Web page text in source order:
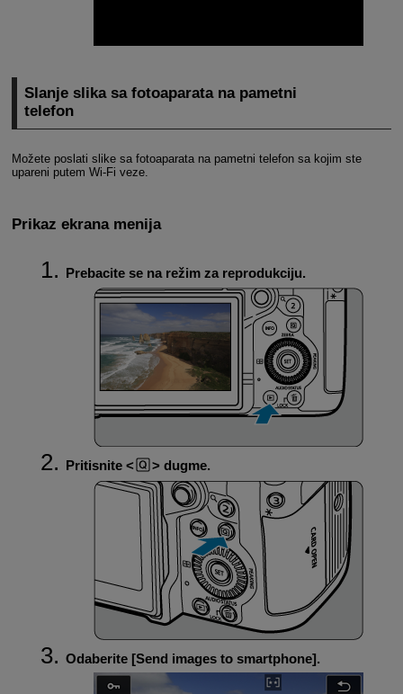
Slanje slika sa fotoaparata na pametni
telefon
Možete poslati slike sa fotoaparata na pametni telefon sa kojim ste
upareni putem Wi-Fi veze.
Prikaz ekrana menija
Prebacite se na režim za reprodukciju.
Pritisnite dugme.
Odaberite [Send images to smartphone].